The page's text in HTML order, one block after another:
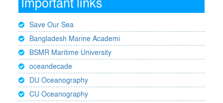
Important links
Save Our Sea
Bangladesh Marine Academi
BSMR Maritime University
oceandecade
DU Oceanography
CU Oceanography